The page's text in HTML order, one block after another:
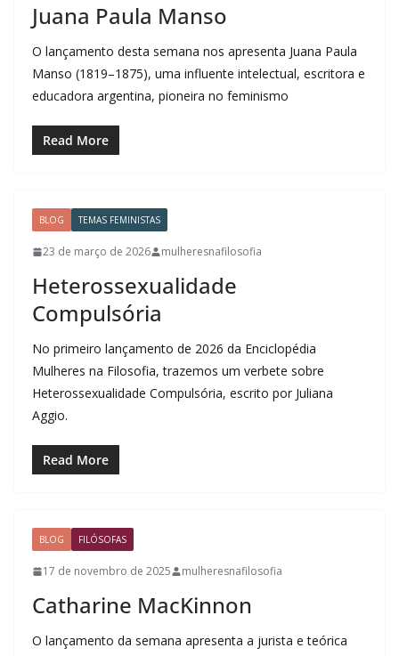
Juana Paula Manso
O lançamento desta semana nos apresenta Juana Paula
Manso (1819–1875), uma influente intelectual, escritora e
educadora argentina, pioneira no feminismo
Read More
BLOG TEMAS FEMINISTAS
23 de março de 2026 mulheresnafilosofia
Heterossexualidade
Compulsória
No primeiro lançamento de 2026 da Enciclopédia
Mulheres na Filosofia, trazemos um verbete sobre
Heterossexualidade Compulsória, escrito por Juliana
Aggio.
Read More
BLOG FILÓSOFAS
17 de novembro de 2025 mulheresnafilosofia
Catharine MacKinnon
O lançamento da semana apresenta a jurista e teórica